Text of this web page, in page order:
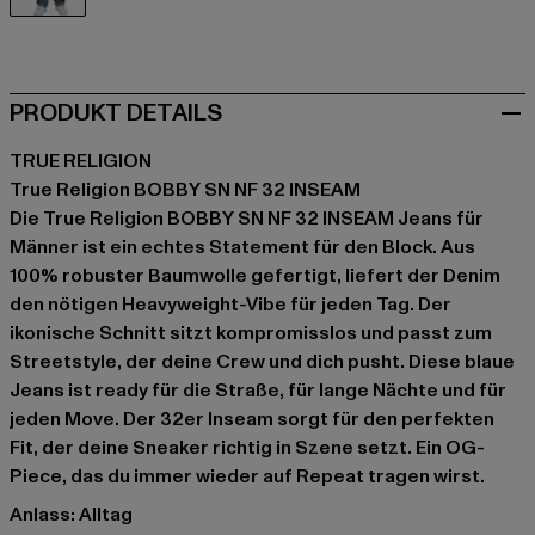
PRODUKT DETAILS
TRUE RELIGION
True Religion BOBBY SN NF 32 INSEAM
Die True Religion BOBBY SN NF 32 INSEAM Jeans für
Männer ist ein echtes Statement für den Block. Aus
100% robuster Baumwolle gefertigt, liefert der Denim
den nötigen Heavyweight-Vibe für jeden Tag. Der
ikonische Schnitt sitzt kompromisslos und passt zum
Streetstyle, der deine Crew und dich pusht. Diese blaue
Jeans ist ready für die Straße, für lange Nächte und für
jeden Move. Der 32er Inseam sorgt für den perfekten
Fit, der deine Sneaker richtig in Szene setzt. Ein OG-
Piece, das du immer wieder auf Repeat tragen wirst.
Anlass: Alltag